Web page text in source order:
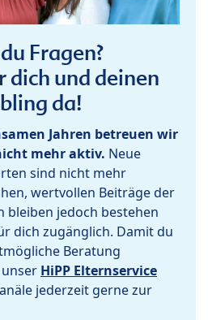
Fragen?
dich und deinen
da!
Jahren betreuen wir
mehr aktiv. Neue
sind nicht mehr
wertvollen Beiträge der
bleiben jedoch bestehen
dich zugänglich. Damit du
Beratung
HiPP Elternservice
jederzeit gerne zur